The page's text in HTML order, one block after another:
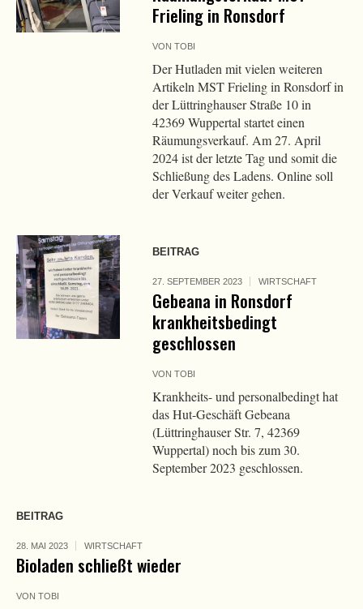
Frieling in Ronsdorf
VONTOBI
Der Hutladen mit vielen weiteren
Artikeln MST Frieling in Ronsdorf in
der Lüttringhauser Straße 10 in
42369 Wuppertal startet einen
Räumungsverkauf. Am 27. April
2024 ist der letzte Tag und somit die
Schließung des Ladens. Online soll
der Verkauf weiter gehen.
BEITRAG
27. SEPTEMBER 2023 WIRTSCHAFT
Gebeana in Ronsdorf
krankheitsbedingt
geschlossen
VONTOBI
Krankheits- und personalbedingt hat
das Hut-Geschäft Gebeana
(Lüttringhauser Str. 7, 42369
Wuppertal) noch bis zum 30.
September 2023 geschlossen.
BEITRAG
28. MAI 2023 WIRTSCHAFT
Bioladen schließt wieder
VON TOBI